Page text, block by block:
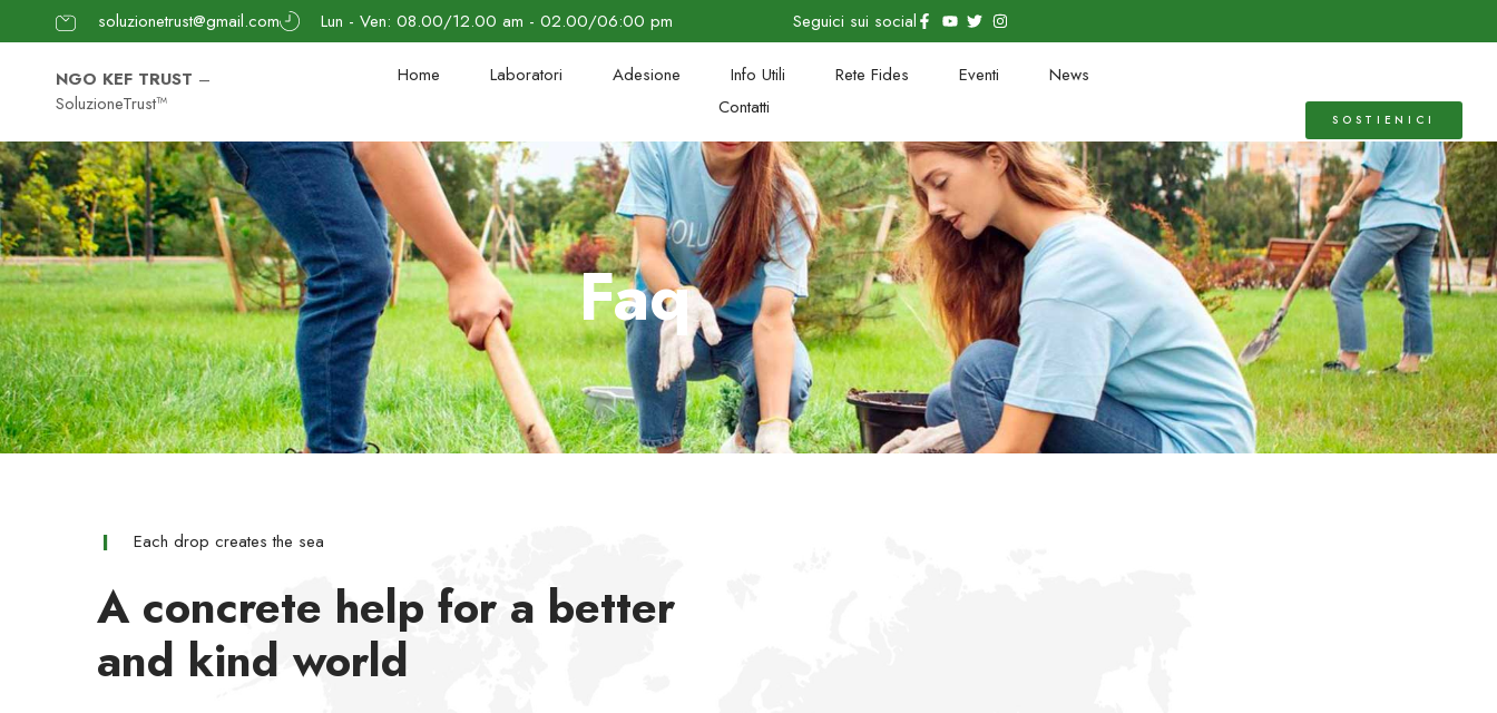
soluzionetrust@gmail.com Lun - Ven: 08.00/12.00 am - 02.00/06:00 pm Seguici sui social
NGO KEF TRUST –
SoluzioneTrust™
Home Laboratori Adesione Info Utili Rete Fides Eventi
News
Contatti
SOSTIENICI
Faq
Each drop creates the sea
A concrete help for a better
and kind world